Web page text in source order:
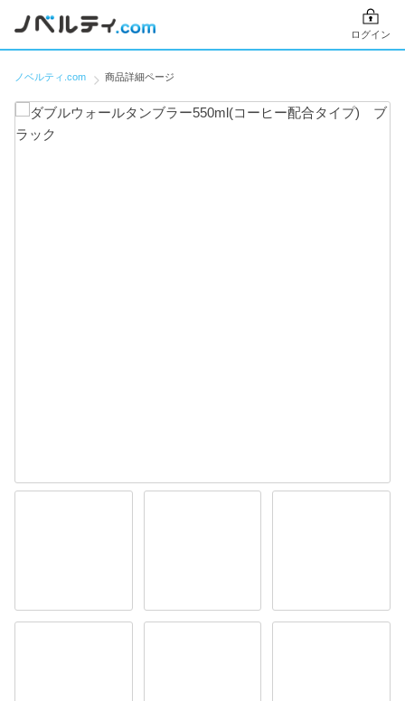
ログイン
ノベルティ.com 商品詳細ページ